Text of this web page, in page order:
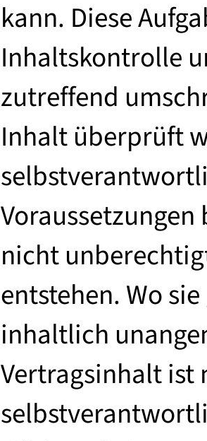
kann. Diese
Inhaltskontrolle
zutreffend
Inhalt überprüft
nicht
entstehen. Wo
inhaltlich
Vertragsinhalt ist